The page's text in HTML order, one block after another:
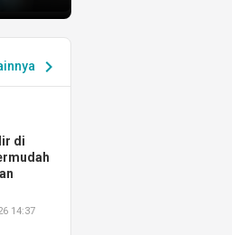
chevron_right
di
14:37